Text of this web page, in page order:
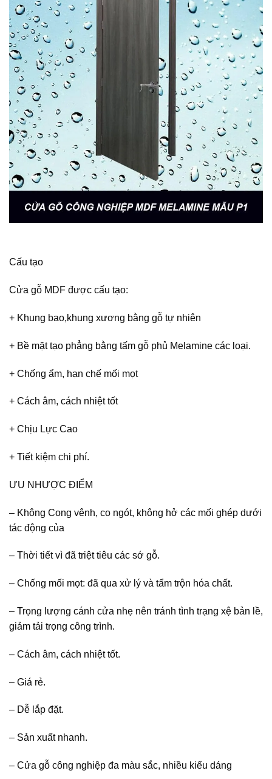
Cấu tạo
Cửa gỗ MDF được cấu tạo:
+ Khung bao,khung xương bằng gỗ tự nhiên
+ Bề mặt tạo phẳng bằng tấm gỗ phủ Melamine các loại.
+ Chống ẩm, hạn chế mối mọt
+ Cách âm, cách nhiệt tốt
+ Chịu Lực Cao
+ Tiết kiệm chi phí.
ƯU NHƯỢC ĐIỂM
– Không Cong vênh, co ngót, không hở các mối ghép dưới
tác động của
– Thời tiết vì đã triệt tiêu các sớ gỗ.
– Chống mối mọt: đã qua xử lý và tẩm trộn hóa chất.
– Trọng lượng cánh cửa nhẹ nên tránh tình trạng xệ bản lề,
giảm tải trọng công trình.
– Cách âm, cách nhiệt tốt.
– Giá rẻ.
– Dễ lắp đặt.
– Sản xuất nhanh.
– Cửa gỗ công nghiệp đa màu sắc, nhiều kiểu dáng